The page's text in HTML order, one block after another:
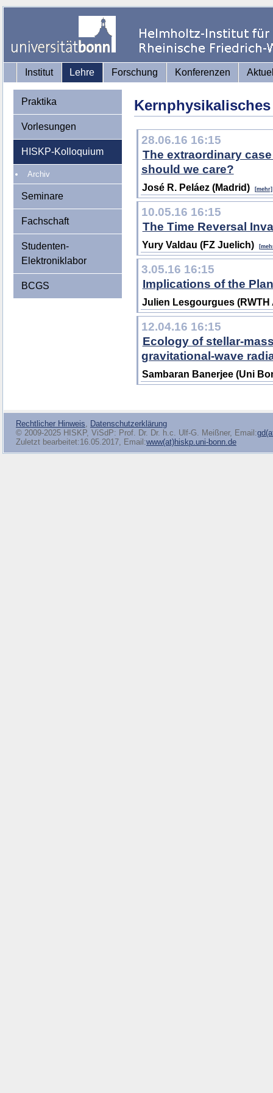
Institut Lehre Forschung Konferenzen
Praktika
Vorlesungen
HISKP-Kolloquium
Archiv
Seminare
Fachschaft
Studenten-
Elektroniklabor
BCGS
28.06.16 16:15
The extraordinary
should we care?
José R. Peláez (Madrid) [mehr]
10.05.16 16:15
The Time Reversal
Yury Valdau (FZ Juelich)
3.05.16 16:15
Implications of the
Julien Lesgourgues (RWTH
12.04.16 16:15
Ecology of stellar-
gravitational-wave
Sambaran Banerjee (Uni
Rechtlicher Hinweis, Datenschutzerklärung
© 2009-2025 HISKP, ViSdP: Prof. Dr. Dr. h.c. Ulf-G. Meißner, Email:
Zuletzt bearbeitet:16.05.2017, Email:www(at)hiskp.uni-bonn.de